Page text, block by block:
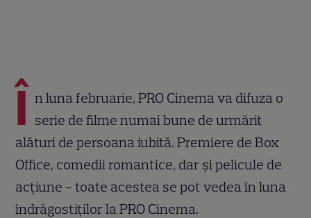
Î n luna februarie, PRO Cinema va difuza o
serie de filme numai bune de urmărit
alături de persoana iubită. Premiere de Box
Office, comedii romantice, dar și pelicule de
acțiune - toate acestea se pot vedea în luna
îndrăgostiților la PRO Cinema.